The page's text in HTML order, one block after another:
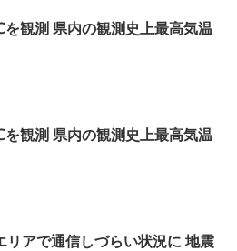
観測 県内の観測史上最高気温
観測 県内の観測史上最高気温
リアで通信しづらい状況に 地震